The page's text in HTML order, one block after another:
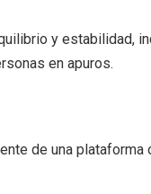
y estabilidad,
en apuros.
de una plataforma